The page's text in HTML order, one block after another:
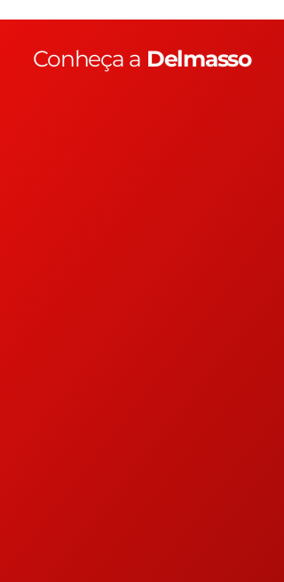
Conheça a Delmasso